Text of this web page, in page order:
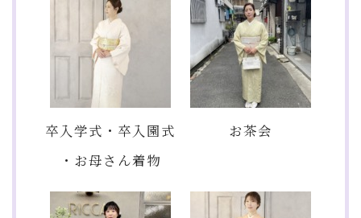
卒入学式・卒入園式
・お母さん着物
お茶会